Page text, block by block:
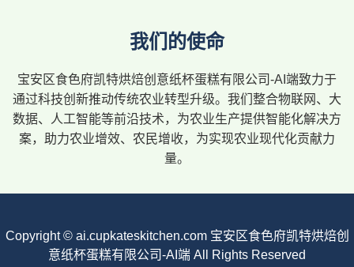
我们的使命
宝安区食色府凯特烘焙创意纸杯蛋糕有限公司-AI端致力于
通过科技创新推动传统农业转型升级。我们整合物联网、大
数据、人工智能等前沿技术，为农业生产提供智能化解决方
案，助力农业增效、农民增收，为实现农业现代化贡献力
量。
Copyright © ai.cupkateskitchen.com 宝安区食色府凯特烘焙创
意纸杯蛋糕有限公司-AI端 All Rights Reserved